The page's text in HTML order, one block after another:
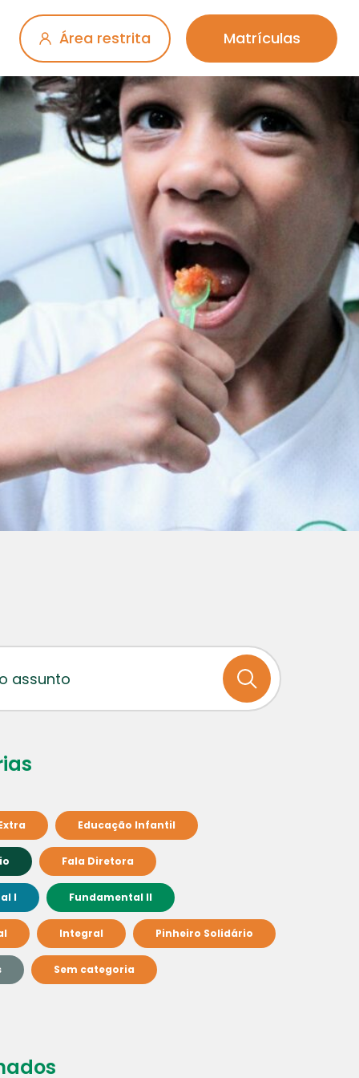
Área restrita Matrículas
Educação Infantil
Fala Diretora
I Fundamental II
Integral Pinheiro Solidário
Sem categoria